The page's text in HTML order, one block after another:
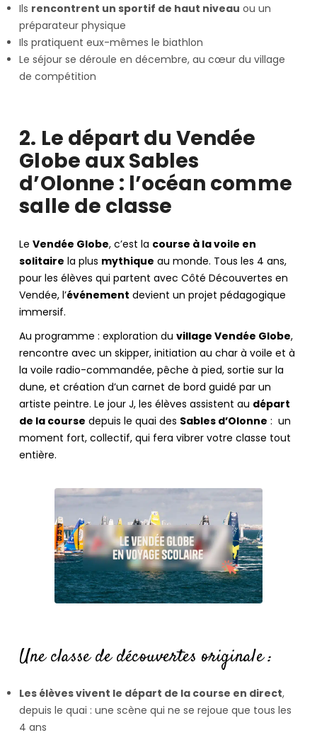
Ils rencontrent un sportif de haut niveau ou un
préparateur physique
Ils pratiquent eux-mêmes le biathlon
Le séjour se déroule en décembre, au cœur du village
de compétition
2. Le départ du Vendée
Globe aux Sables
d’Olonne : l’océan comme
salle de classe
LeVendée Globe, c’est la course à la voile en
solitaire la plus mythique au monde. Tous les 4 ans,
pour les élèves qui partent avec Côté Découvertes en
Vendée, l’événement devient un projet pédagogique
immersif.
Au programme : exploration duvillage Vendée Globe,
rencontre avec un skipper, initiation au char à voile et à
la voile radio-commandée, pêche à pied, sortie sur la
dune, et création d’un carnet de bord guidé par un
artiste peintre. Le jour J, les élèves assistent au départ
de la course depuis le quai des Sables d’Olonne : un
moment fort, collectif, qui fera vibrer votre classe tout
entière.
Une classe de découvertes originale :
Les élèves vivent le départ de la course en direct,
depuis le quai : une scène qui ne se rejoue que tous les
4 ans